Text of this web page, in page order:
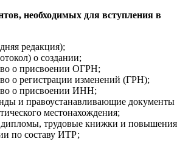
необходимых для вступления в
редакция);
о создании;
о присвоении ОГРН;
о регистрации изменений (ГРН);
о присвоении ИНН;
и правоустанавливающие документы
местонахождения;
трудовые книжки и повышения
по составу ИТР;